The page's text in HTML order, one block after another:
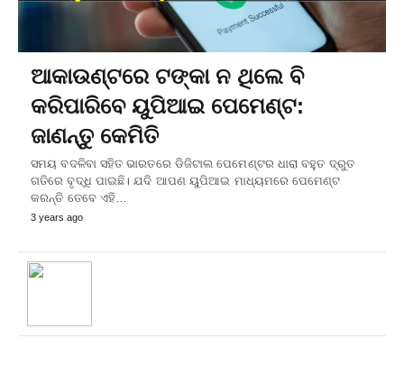
ଆକାଉଣ୍ଟରେ ଟଙ୍କା ନ ଥିଲେ ବି
କରିପାରିବେ ୟୁପିଆଇ ପେମେଣ୍ଟ:
ଜାଣନ୍ତୁ କେମିତି
ସମୟ ବଦଳିବା ସହିତ ଭାରତରେ ଡିଜିଟାଲ ପେମେଣ୍ଟର ଧାରା ବହୁତ ଦ୍ରୁତ
ଗତିରେ ବୃଦ୍ଧି ପାଇଛି। ଯଦି ଆପଣ ୟୁପିଆଇ ମାଧ୍ୟମରେ ପେମେଣ୍ଟ
କରନ୍ତି ତେବେ ଏହି…
3 years ago